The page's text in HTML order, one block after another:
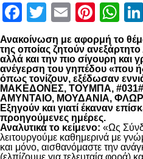
Facebook
Twitter
Email
Ανακοίνωση με αφορμή το
της οποίας ζητούν
αλλά και την πιο σίγουρη και
ανέγερση του γηπέδου «που
όπως τονίζουν, εξέδωσαν
ΜΑΚΕΔΟΝΕΣ, ΤΟΥΜΠΑ,
ΑΜΥΝΤΑΙΟ, ΜΟΥΔΑΝΙΑ,
Εξηγούν και γιατί έκαναν
προηγούμενες ημέρες.
Αναλυτικά το κείμενο: «Ως
λειτουργούμε καθημερινά με
και μόνο, αισθανόμαστε την
(ελπίζουμε για τελευταία